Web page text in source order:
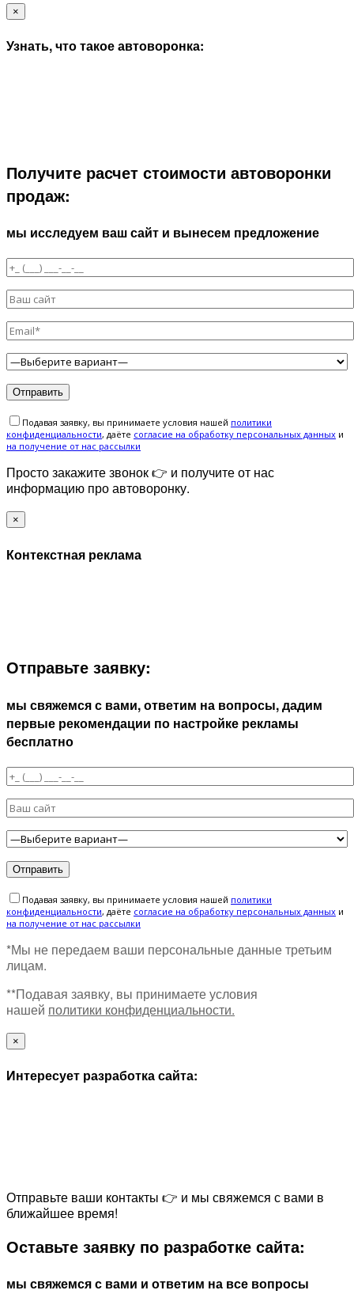
×
Узнать, что такое автоворонка:
Получите расчет стоимости автоворонки
продаж:
мы исследуем ваш сайт и вынесем предложение
Подавая заявку, вы принимаете условия нашей политики
конфиденциальности, даёте cогласие на обработку персональных данных и
на получение от нас рассылки
Просто закажите звонок 👉 и получите от нас
информацию про автоворонку.
×
Контекстная реклама
Отправьте заявку:
мы свяжемся с вами, ответим на вопросы, дадим
первые рекомендации по настройке рекламы
бесплатно
Подавая заявку, вы принимаете условия нашей политики
конфиденциальности, даёте cогласие на обработку персональных данных и
на получение от нас рассылки
*Мы не передаем ваши персональные данные третьим
лицам.
**Подавая заявку, вы принимаете условия
нашей политики конфиденциальности.
×
Интересует разработка сайта:
Отправьте ваши контакты 👉 и мы свяжемся с вами в
ближайшее время!
Оставьте заявку по разработке сайта:
мы свяжемся с вами и ответим на все вопросы